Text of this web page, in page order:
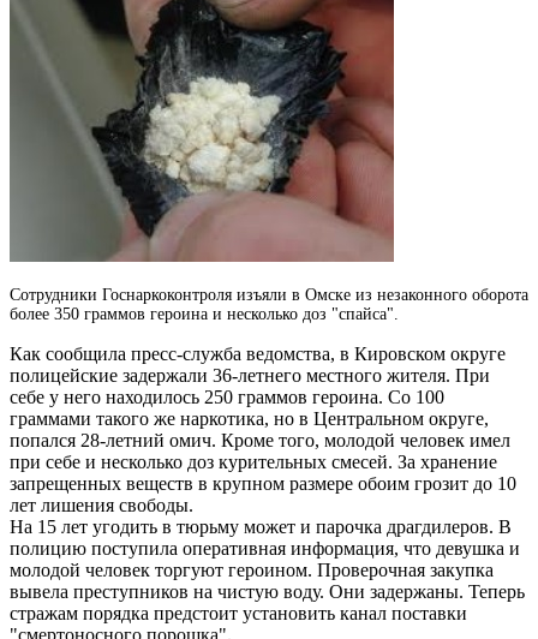
Сотрудники Госнаркоконтроля изъяли в Омске из незаконного оборота
более 350 граммов героина и несколько доз "спайса".
Как сообщила пресс-служба ведомства, в Кировском округе
полицейские задержали 36-летнего местного жителя. При
себе у него находилось 250 граммов героина. Со 100
граммами такого же наркотика, но в Центральном округе,
попался 28-летний омич. Кроме того, молодой человек имел
при себе и несколько доз курительных смесей. За хранение
запрещенных веществ в крупном размере обоим грозит до 10
лет лишения свободы.
На 15 лет угодить в тюрьму может и парочка драгдилеров. В
полицию поступила оперативная информация, что девушка и
молодой человек торгуют героином. Проверочная закупка
вывела преступников на чистую воду. Они задержаны. Теперь
стражам порядка предстоит установить канал поставки
"смертоносного порошка".